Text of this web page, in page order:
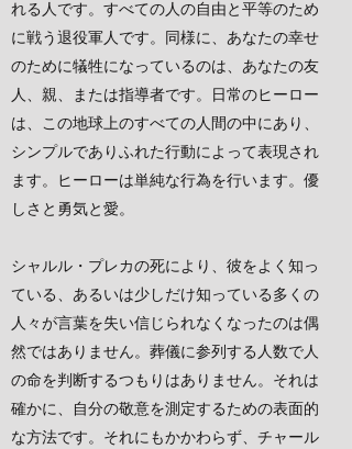
れる人です。すべての人の自由と平等のため
に戦う退役軍人です。同様に、あなたの幸せ
のために犠牲になっているのは、あなたの友
人、親、または指導者です。日常のヒーロー
は、この地球上のすべての人間の中にあり、
シンプルでありふれた行動によって表現され
ます。ヒーローは単純な行為を行います。優
しさと勇気と愛。
シャルル・プレカの死により、彼をよく知っ
ている、あるいは少しだけ知っている多くの
人々が言葉を失い信じられなくなったのは偶
然ではありません。葬儀に参列する人数で人
の命を判断するつもりはありません。それは
確かに、自分の敬意を測定するための表面的
な方法です。それにもかかわらず、チャール